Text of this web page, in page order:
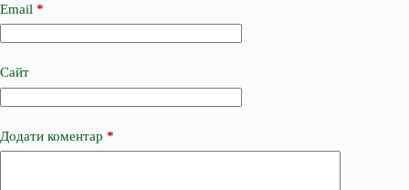
Email *
Сайт
Додати коментар *